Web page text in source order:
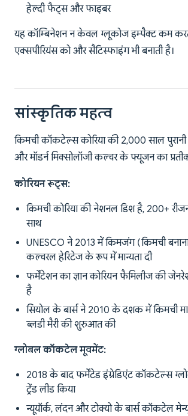
हेल्दी फैट्स और फाइबर
यह कॉम्बिनेशन न केवल ग्लूकोज इम्पैक्ट कम
एक्सपीरियंस को और सैटिस्फाइंग भी बनाती है।
सांस्कृतिक महत्व
किमची कॉकटेल्स कोरिया की 2,000 साल पुरानी
और मॉडर्न मिक्सोलॉजी कल्चर के फ्यूजन का
कोरियन रूट्स:
किमची कोरिया की नेशनल डिश है, 200+
साथ
UNESCO ने 2013 में किमजंग (किमची
कल्चरल हेरिटेज के रूप में मान्यता दी
फर्मेंटेशन का ज्ञान कोरियन फैमिलीज की
है
सियोल के बार्स ने 2010 के दशक में किमची
ब्लडी मैरी की शुरुआत की
ग्लोबल कॉकटेल मूवमेंट:
2018 के बाद फर्मेंटेड इंग्रेडिएंट कॉकटेल्स
ट्रेंड लीड किया
न्यूयॉर्क, लंदन और टोक्यो के बार्स कॉकटेल